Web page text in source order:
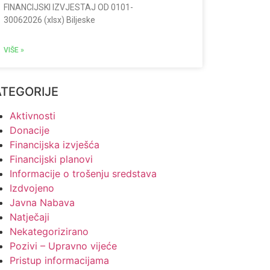
FINANCIJSKI IZVJESTAJ OD 0101-
30062026 (xlsx) Biljeske
VIŠE »
Aktivnosti
Donacije
Financijska izvješća
Financijski planovi
Informacije o trošenju sredstava
Izdvojeno
Javna Nabava
Natječaji
Nekategorizirano
Pozivi – Upravno vijeće
Pristup informacijama